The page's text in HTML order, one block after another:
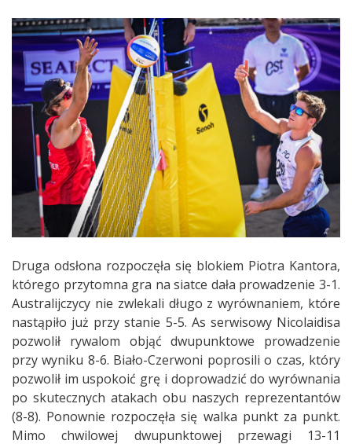
Druga odsłona rozpoczęła się blokiem Piotra Kantora,
którego przytomna gra na siatce dała prowadzenie 3-1.
Australijczycy nie zwlekali długo z wyrównaniem, które
nastąpiło już przy stanie 5-5. As serwisowy Nicolaidisa
pozwolił rywalom objąć dwupunktowe prowadzenie
przy wyniku 8-6. Biało-Czerwoni poprosili o czas, który
pozwolił im uspokoić grę i doprowadzić do wyrównania
po skutecznych atakach obu naszych reprezentantów
(8-8). Ponownie rozpoczęła się walka punkt za punkt.
Mimo chwilowej dwupunktowej przewagi 13-11